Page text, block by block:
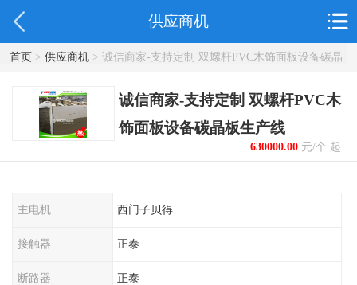
供应商机
首页> 供应商机> 诚信商家-支持定制 双螺杆PVC木饰面板设备碳晶
板生产线
诚信商家-支持定制 双螺杆PVC木
饰面板设备碳晶板生产线
630000.00元/个 起
主电机 西门子贝得
接触器 正泰
断路器 正泰